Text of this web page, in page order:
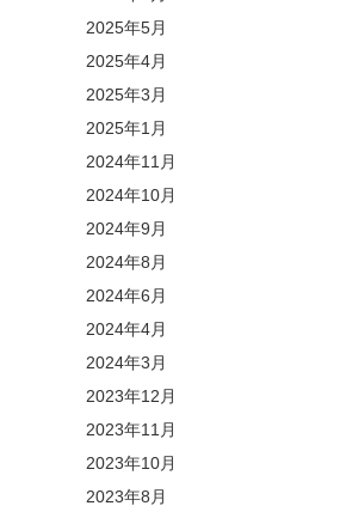
2025年5月
2025年4月
2025年3月
2025年1月
2024年11月
2024年10月
2024年9月
2024年8月
2024年6月
2024年4月
2024年3月
2023年12月
2023年11月
2023年10月
2023年8月